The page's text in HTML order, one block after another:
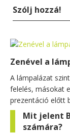
Szólj hozzá!
Zenével a
A lámpalázat
felelés, másokat
prezentáció előtt
Mit jelent
számára?